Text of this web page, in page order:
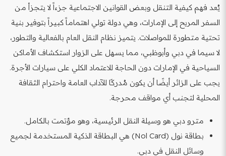
يُعد فهم كيفية التنقل وبعض القوانين الاجتماعية جزءاً لا يتجزأ من
السفر المريح إلى الإمارات، وهي دولة تولي اهتماماً كبيراً بتوفير بنية
تحتية متطورة للمواصلات. يتميز نظام النقل العام بالفعالية والتطور،
لا سيما في دبي وأبوظبي، مما يسهل على الزوار استكشاف الأماكن
السياحية في الإمارات دون الحاجة للاعتماد الكلي على سيارات الأجرة.
يجب على الزائر أيضًا أن يكون مُدركًا للآداب العامة واحترام الثقافة
المحلية لتجنب أي مواقف محرجة.
مترو دبي هو وسيلة النقل الرئيسية، وهو مؤتمت بالكامل.
بطاقة نول (Nol Card) هي البطاقة الذكية المستخدمة لجميع
وسائل النقل في دبي.